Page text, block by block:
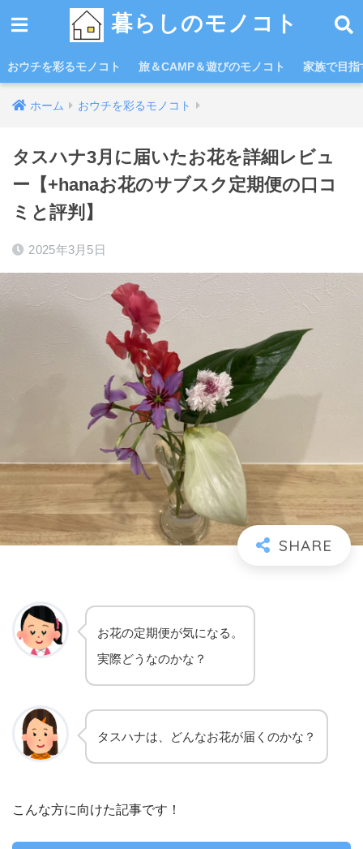
暮らしのモノコト
おウチを彩るモノコト 旅＆CAMP＆遊びのモノコト 家族で目指
ホーム おウチを彩るモノコト
タスハナ3月に届いたお花を詳細レビュ
ー【+hanaお花のサブスク定期便の口コ
ミと評判】
2025年3月5日
お花の定期便が気になる。
実際どうなのかな？
タスハナは、どんなお花が届くのかな？
こんな方に向けた記事です！